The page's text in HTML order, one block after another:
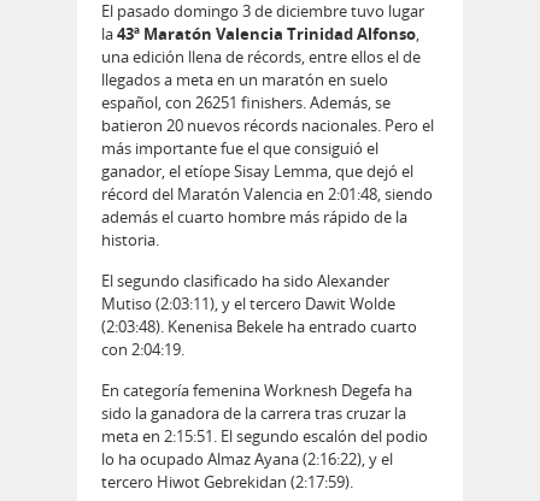
El pasado domingo 3 de diciembre tuvo lugar
la43ª Maratón Valencia Trinidad Alfonso,
una edición llena de récords, entre ellos el de
llegados a meta en un maratón en suelo
español, con 26251 finishers. Además, se
batieron 20 nuevos récords nacionales. Pero el
más importante fue el que consiguió el
ganador, el etíope Sisay Lemma, que dejó el
récord del Maratón Valencia en 2:01:48, siendo
además el cuarto hombre más rápido de la
historia.
El segundo clasificado ha sido Alexander
Mutiso (2:03:11), y el tercero Dawit Wolde
(2:03:48). Kenenisa Bekele ha entrado cuarto
con 2:04:19.
En categoría femenina Worknesh Degefa ha
sido la ganadora de la carrera tras cruzar la
meta en 2:15:51. El segundo escalón del podio
lo ha ocupado Almaz Ayana (2:16:22), y el
tercero Hiwot Gebrekidan (2:17:59).